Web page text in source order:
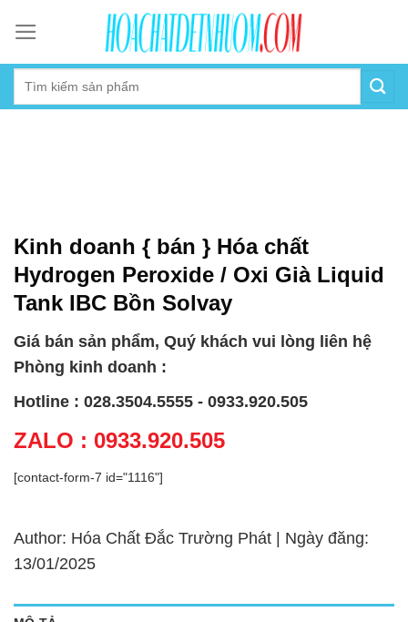
content
Kinh doanh { bán } Hóa chất
Hydrogen Peroxide / Oxi Già Liquid
Tank IBC Bồn Solvay
Giá bán sản phẩm, Quý khách vui lòng liên hệ
Phòng kinh doanh :
Hotline : 028.3504.5555 - 0933.920.505
ZALO : 0933.920.505
[contact-form-7 id="1116"]
Author: Hóa Chất Đắc Trường Phát | Ngày đăng:
13/01/2025